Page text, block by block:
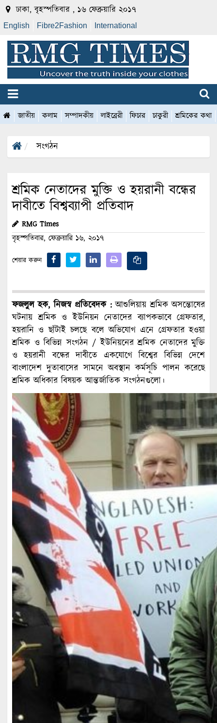
ঢাকা, বৃহস্পতিবার , ১৬ ফেব্রুয়ারি ২০১৭
English Fibre2Fashion International
জাতীয় কলাম সম্পাদকীয় লাইব্রেরী ফিচার চাকুরী শ্রমিকের কথা
সংগঠন
শ্রমিক নেতাদের মুক্তি ও হয়রানী বন্ধের
দাবীতে বিশ্বব্যাপী প্রতিবাদ
RMG Times
বৃহস্পতিবার, ফেব্রুয়ারি ১৬, ২০১৭
শেয়ার করুন
ফজলুল হক, নিজস্ব প্রতিবেদক :আশুলিয়ায় শ্রমিক অসন্তোষের
ঘটনায় শ্রমিক ও ইউনিয়ন নেতাদের ব্যাপকভাবে গ্রেফতার,
হয়রানি ও ছাঁটাই চলছে বলে অভিযোগ এনে গ্রেফতার হওয়া
শ্রমিক ও বিভিন্ন সংগঠন / ইউনিয়নের শ্রমিক নেতাদের মুক্তি
ও হয়রানী বন্ধের দাবীতে একযোগে বিশ্বের বিভিন্ন দেশে
বাংলাদেশ দুতাবাসের সামনে অবস্থান কর্মসূচি পালন করেছে
শ্রমিক অধিকার বিষয়ক আন্তর্জাতিক সংগঠনগুলো।